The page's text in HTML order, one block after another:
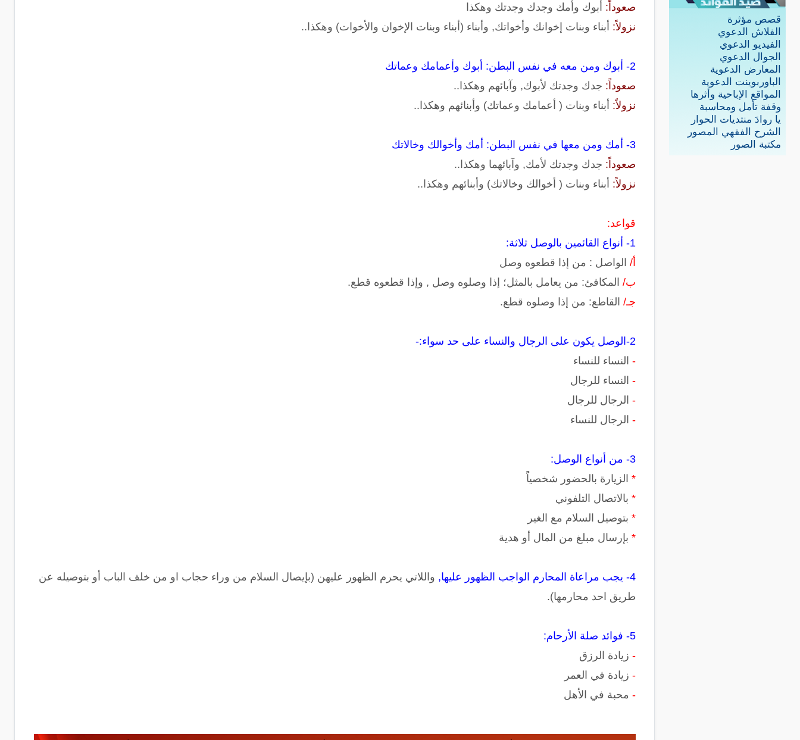
قصص مؤثرة
الفلاش الدعوي
الفيديو الدعوي
الجوال الدعوي
المعارض الدعوية
الباوربوينت الدعوية
المواقع الإباحية وأثرها
وقفة تأمل ومحاسبة
يا روادَ منتديات الحوار
الشرح الفقهي المصور
مكتبة الصور
صعوداً: أبوك وأمك وجدك وجدتك وهكذا
نزولاً: أبناء وبنات إخوانك وأخواتك, وأبناء (أبناء وبنات الإخوان والأخوات) وهكذا..
2- أبوك ومن معه في نفس البطن: أبوك وأعمامك وعماتك
صعوداً: جدك وجدتك لأبوك, وآبائهم وهكذا..
نزولاً: أبناء وبنات ( أعمامك وعماتك) وأبنائهم وهكذا..
3- أمك ومن معها في نفس البطن: أمك وأخوالك وخالاتك
صعوداً: جدك وجدتك لأمك, وآبائهما وهكذا..
نزولاً: أبناء وبنات ( أخوالك وخالاتك) وأبنائهم وهكذا..
قواعد:
1- أنواع القائمين بالوصل ثلاثة:
أ/ الواصل : من إذا قطعوه وصل
ب/ المكافئ: من يعامل بالمثل؛ إذا وصلوه وصل , وإذا قطعوه قطع.
جـ/ القاطع: من إذا وصلوه قطع.
2-الوصل يكون على الرجال والنساء على حد سواء:-
- النساء للنساء
- النساء للرجال
- الرجال للرجال
- الرجال للنساء
3- من أنواع الوصل:
* الزيارة بالحضور شخصياًًً
* بالاتصال التلفوني
* بتوصيل السلام مع الغير
* بإرسال مبلغ من المال أو هدية
4- يجب مراعاة المحارم الواجب الظهور عليها,
واللاتي يحرم الظهور عليهن (بإيصال السلام من وراء حجاب او من خلف الباب أو بتوصيله عن
طريق احد محارمها).
5- فوائد صلة الأرحام:
- زيادة الرزق
- زيادة في العمر
- محبة في الأهل